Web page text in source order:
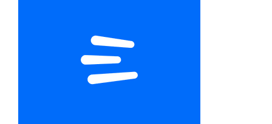
Eduflow